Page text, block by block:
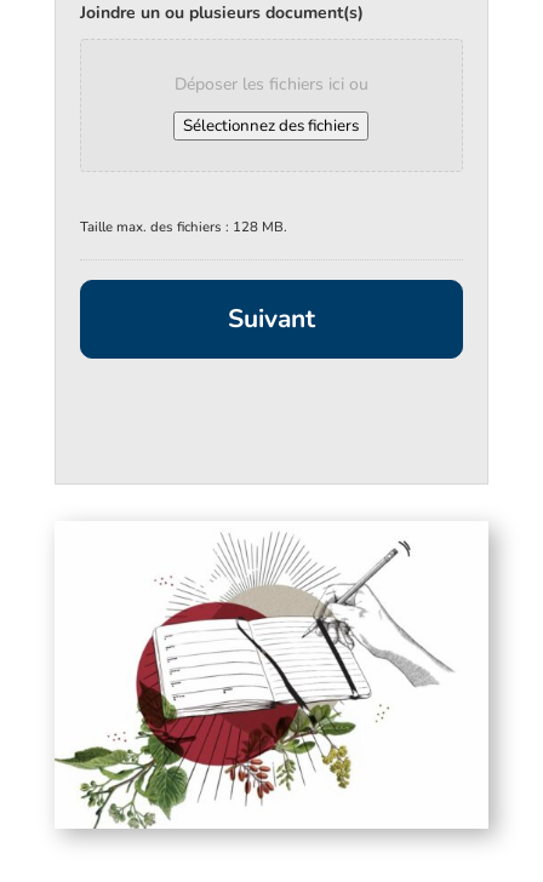
Joindre un ou plusieurs document(s)
Déposer les fichiers ici ou
Sélectionnez des fichiers
Taille max. des fichiers : 128 MB.